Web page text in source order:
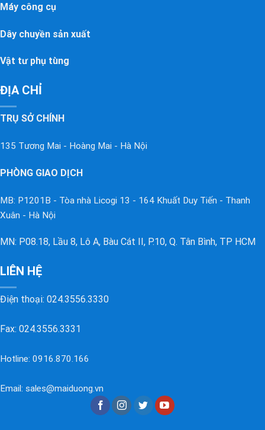
Máy công cụ
Dây chuyền sản xuất
Vật tư phụ tùng
ĐỊA CHỈ
TRỤ SỞ CHÍNH
135 Tương Mai - Hoàng Mai - Hà Nội
PHÒNG GIAO DỊCH
MB: P1201B - Tòa nhà Licogi 13 - 164 Khuất Duy Tiến - Thanh
Xuân - Hà Nội
MN: P08.18, Lầu 8, Lô A, Bàu Cát II, P.10, Q. Tân Bình, TP HCM
LIÊN HỆ
Điện thoại: 024.3556.3330
Fax: 024.3556.3331
Hotline: 0916.870.166
Email: sales@maiduong.vn